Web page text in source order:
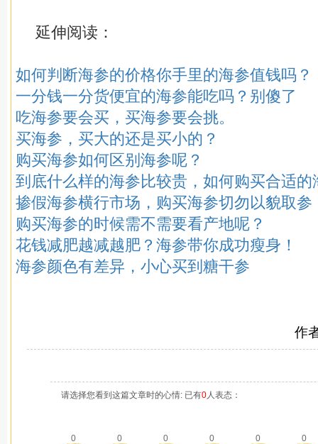
延伸阅读：
如何判断海参的价格你手里的海参值钱吗？
一分钱一分货便宜的海参能吃吗？别傻了
吃海参要会买，买海参要会挑。
买海参，买大的还是买小的？
购买海参如何区别海参呢？
到底什么样的海参比较贵，如何购买合适的
掺假海参横行市场，购买海参切勿以貌取参
购买海参的时候需不需要看产地呢？
花钱减肥越减越肥？海参带你成功瘦身！
海参颜色有差异，小心买到糖干参
作
请选择您看到这篇文章时的心情: 已有0人表态：
0 0 0 0 0 0